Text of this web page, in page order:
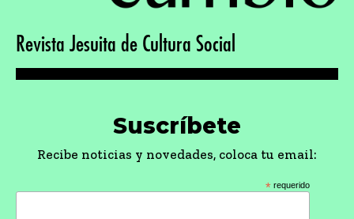
Revista Jesuita de Cultura Social
Suscríbete
Recibe noticias y novedades, coloca tu email:
* requerido